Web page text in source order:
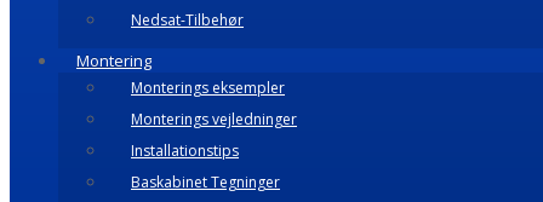
Nedsat-Tilbehør
Montering
Monterings eksempler
Monterings vejledninger
Installationstips
Baskabinet Tegninger